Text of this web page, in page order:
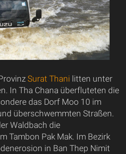
Surat Thani litten unter
In Tha Chana überfluteten die
das Dorf Moo 10 im
überschwemmten Straßen.
Waldbach die
Tambon Pak Mak. Im Bezirk
in Ban Thep Nimit